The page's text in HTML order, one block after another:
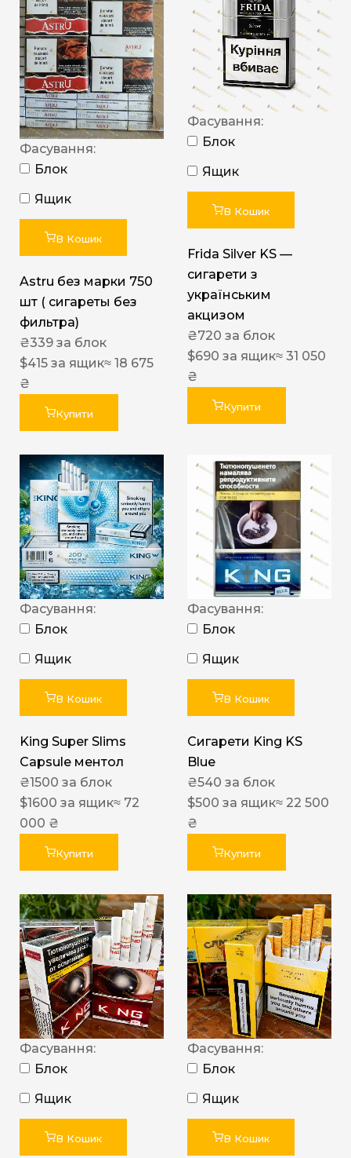
Фасування:
Блок
Ящик
В Кошик
Astru без марки 750
шт ( сигареты без
фильтра)
₴339 за блок
$415 за ящик≈ 18 675
₴
Купити
Фасування:
Блок
Ящик
В Кошик
Frida Silver KS —
сигарети з
українським
акцизом
₴720 за блок
$690 за ящик≈ 31 050
₴
Купити
Фасування:
Блок
Ящик
В Кошик
King Super Slims
Capsule ментол
₴1500 за блок
$1600 за ящик≈ 72
000 ₴
Купити
Фасування:
Блок
Ящик
В Кошик
Сигарети King KS
Blue
₴540 за блок
$500 за ящик≈ 22 500
₴
Купити
Фасування:
Блок
Ящик
В Кошик
Фасування:
Блок
Ящик
В Кошик